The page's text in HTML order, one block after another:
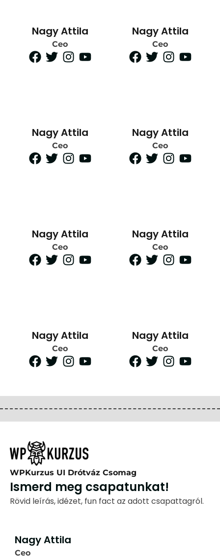
Nagy Attila
Ceo
Nagy Attila
Ceo
Nagy Attila
Ceo
Nagy Attila
Ceo
Nagy Attila
Ceo
Nagy Attila
Ceo
Nagy Attila
Ceo
Nagy Attila
Ceo
WPKurzus UI Drótváz Csomag
Ismerd meg csapatunkat!
Rövid leírás, idézet, fun fact az adott csapattagról.
Nagy Attila
Ceo